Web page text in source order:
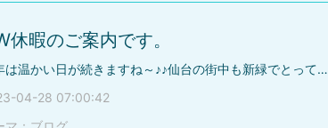
休暇のご案内です。
今年は温かい日が続きますね～♪♪仙台の街中も新緑でとってもきれいになっています(^^)/この時期の新緑は爽やかな気持ちにしてくれますよね☆さて、弊社のGW（ゴールデンウィーク）休暇なんですけど、４月２９日（土曜日）～５月７日（日曜日）までとなっております。営業開始は、５月８日（月曜日）からとなります。何卒宜しくお願いいたします(*^-^*)
04-28 07:00:42